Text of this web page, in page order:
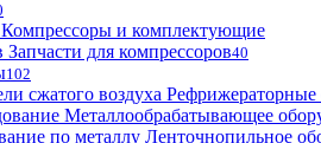
Компрессоры и комплектующие
Запчасти для компрессоров40
102
Рефрижераторные
Металлообрабатывающее
Ленточнопильное